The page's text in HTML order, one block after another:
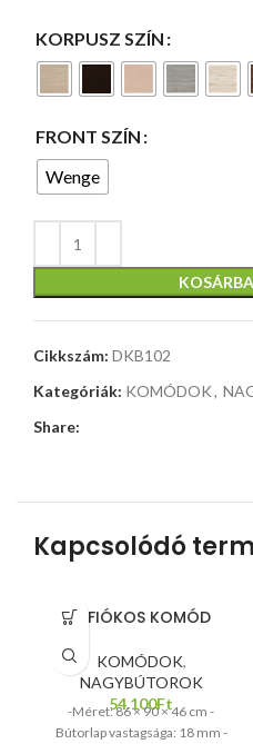
KORPUSZ SZÍN
FRONT SZÍN
Wenge
Cikkszám: DKB102
Kategóriák: KOMÓDOK,
Share:
Kapcsolódó
4 FIÓKOS KOMÓD
KOMÓDOK,
NAGYBÚTOROK
54.100Ft
-Méret: 86 × 90 × 46 cm -
Bútorlap vastagsága: 18 mm -